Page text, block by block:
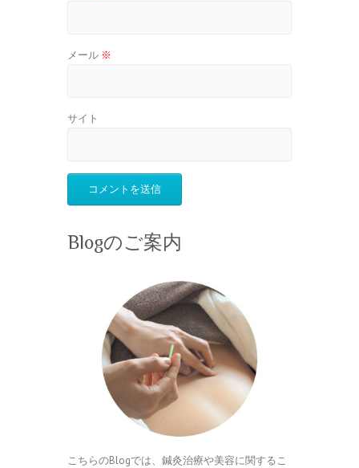
メール ※
サイト
Blogのご案内
こちらのBlogでは、鍼灸治療や美容に関するこ